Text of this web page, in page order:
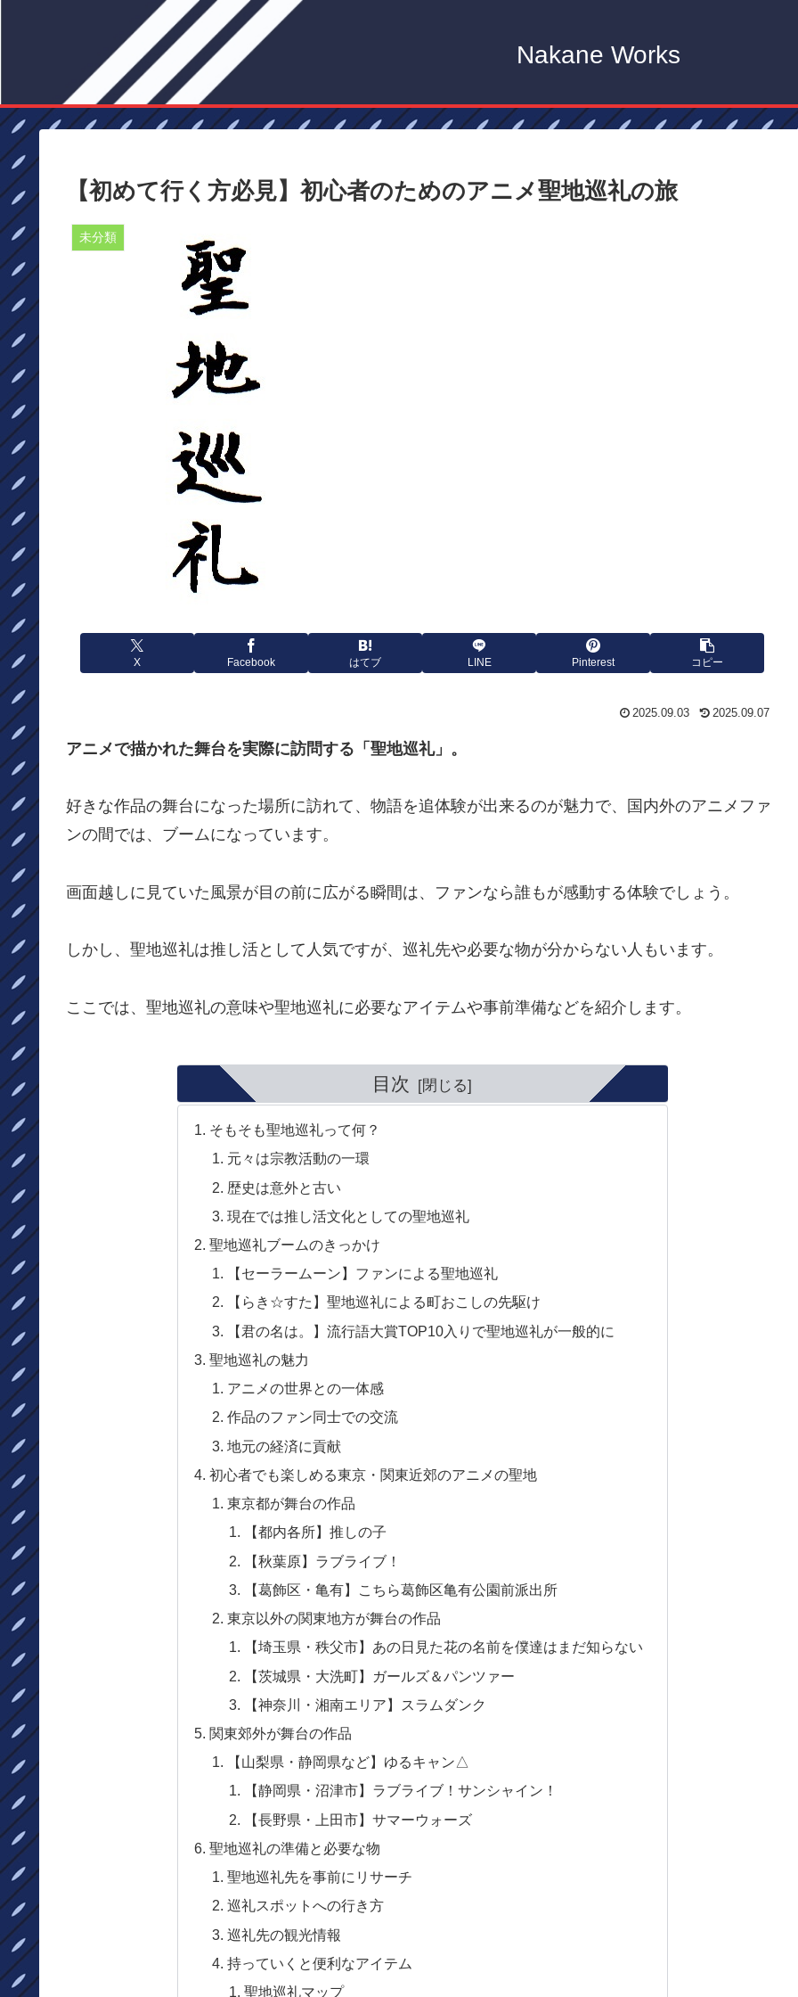
Nakane Works
【初めて行く方必見】初心者のためのアニメ聖地巡礼の旅
未分類
X Facebook はてブ LINE Pinterest コピー
2025.09.03 2025.09.07
アニメで描かれた舞台を実際に訪問する「聖地巡礼」。
好きな作品の舞台になった場所に訪れて、物語を追体験が出来るのが魅力で、国内外のアニメファ
ンの間では、ブームになっています。
画面越しに見ていた風景が目の前に広がる瞬間は、ファンなら誰もが感動する体験でしょう。
しかし、聖地巡礼は推し活として人気ですが、巡礼先や必要な物が分からない人もいます。
ここでは、聖地巡礼の意味や聖地巡礼に必要なアイテムや事前準備などを紹介します。
目次
そもそも聖地巡礼って何？
元々は宗教活動の一環
歴史は意外と古い
現在では推し活文化としての聖地巡礼
聖地巡礼ブームのきっかけ
【セーラームーン】ファンによる聖地巡礼
【らき☆すた】聖地巡礼による町おこしの先駆け
【君の名は。】流行語大賞TOP10入りで聖地巡礼が一般的に
聖地巡礼の魅力
アニメの世界との一体感
作品のファン同士での交流
地元の経済に貢献
初心者でも楽しめる東京・関東近郊のアニメの聖地
東京都が舞台の作品
【都内各所】推しの子
【秋葉原】ラブライブ！
【葛飾区・亀有】こちら葛飾区亀有公園前派出所
東京以外の関東地方が舞台の作品
【埼玉県・秩父市】あの日見た花の名前を僕達はまだ知らない
【茨城県・大洗町】ガールズ＆パンツァー
【神奈川・湘南エリア】スラムダンク
関東郊外が舞台の作品
【山梨県・静岡県など】ゆるキャン△
【静岡県・沼津市】ラブライブ！サンシャイン！
【長野県・上田市】サマーウォーズ
聖地巡礼の準備と必要な物
聖地巡礼先を事前にリサーチ
巡礼スポットへの行き方
巡礼先の観光情報
持っていくと便利なアイテム
聖地巡礼マップ